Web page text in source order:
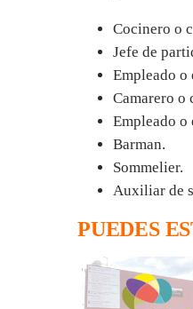
Cocinero o
Jefe de
Empleado o
Camarero o
Empleado o
Barman.
Sommelier.
Auxiliar de
PUEDES